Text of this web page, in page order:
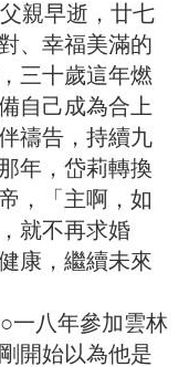
親早逝，廿七
、幸福美滿的
三十歲這年燃
自己成為合上
禱告，持續九
年，岱莉轉換
，「主啊，如
就不再求婚
康，繼續未來
八年參加雲林
開始以為他是